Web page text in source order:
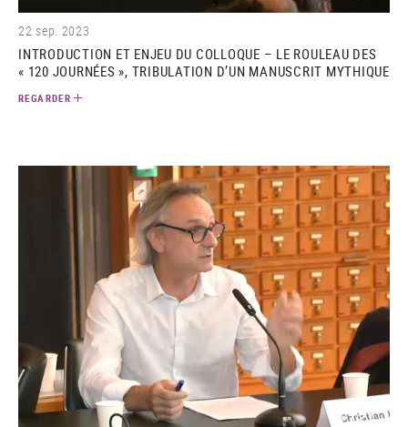
22 sep. 2023
INTRODUCTION ET ENJEU DU COLLOQUE – LE ROULEAU DES
« 120 JOURNÉES », TRIBULATION D’UN MANUSCRIT MYTHIQUE
REGARDER
(video)